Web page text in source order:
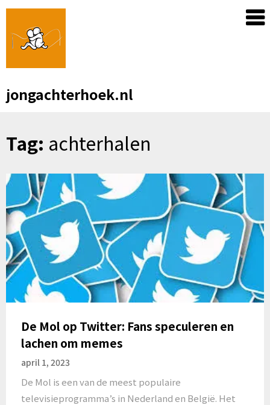
Skip
content
jongachterhoek.nl
Tag: achterhalen
De Mol op Twitter: Fans speculeren en
lachen om memes
april 1, 2023
De Mol is een van de meest populaire
televisieprogramma’s in Nederland en België. Het